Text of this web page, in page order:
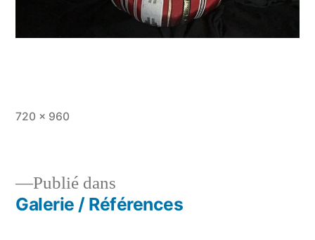
Taille
720 × 960
Navigation
Publié dans
Galerie / Références